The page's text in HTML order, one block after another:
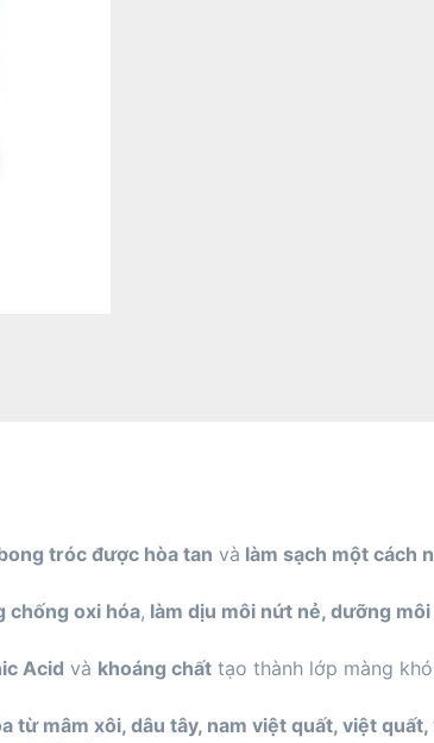
tróc được hòa tan và làm sạch một cách
chống oxi hóa, làm dịu môi nứt nẻ, dưỡng
Acid và khoáng chất tạo thành lớp màng
mâm xôi, dâu tây, nam việt quất, việt